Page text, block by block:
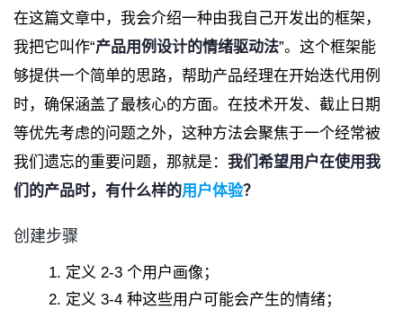
在这篇文章中，我会介绍一种由我自己开发出的框架，
我把它叫作“产品用例设计的情绪驱动法”。这个框架能
够提供一个简单的思路，帮助产品经理在开始迭代用例
时，确保涵盖了最核心的方面。在技术开发、截止日期
等优先考虑的问题之外，这种方法会聚焦于一个经常被
我们遗忘的重要问题，那就是： 我们希望用户在使用我
们的产品时，有什么样的用户体验？
创建步骤
定义 2-3 个用户画像；
定义 3-4 种这些用户可能会产生的情绪；